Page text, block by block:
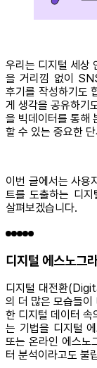
우리는 디지털 세상
을 거리낌 없이
후기를 작성하기도
게 생각을 공유하기
을 빅데이터를 통해
할 수 있는 중요한
이번 글에서는 사용
트를 도출하는 디
살펴보겠습니다.
디지털 에스노그
디지털 대전환
의 더 많은 모습들이
한 디지털 데이터 속
는 기법을 디지털
또는 온라인 에스노
터 분석이라고도 불